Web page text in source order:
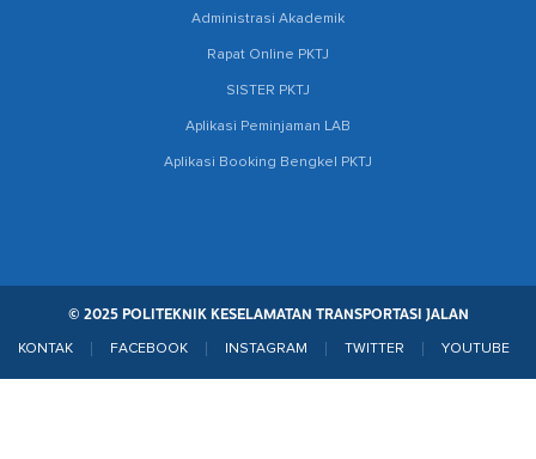
Administrasi Akademik
Rapat Online PKTJ
SISTER PKTJ
Aplikasi Peminjaman LAB
Aplikasi Booking Bengkel PKTJ
© 2025 POLITEKNIK KESELAMATAN TRANSPORTASI JALAN
KONTAK FACEBOOK INSTAGRAM TWITTER YOUTUBE